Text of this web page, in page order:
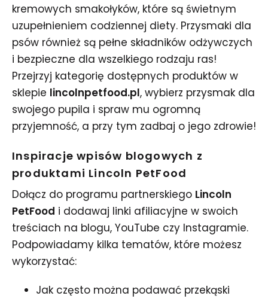
kremowych smakołyków, które są świetnym
uzupełnieniem codziennej diety. Przysmaki dla
psów również są pełne składników odżywczych
i bezpieczne dla wszelkiego rodzaju ras!
Przejrzyj kategorię dostępnych produktów w
sklepie lincolnpetfood.pl, wybierz przysmak dla
swojego pupila i spraw mu ogromną
przyjemność, a przy tym zadbaj o jego zdrowie!
Inspiracje wpisów blogowych z
produktami Lincoln PetFood
Dołącz do programu partnerskiego Lincoln
PetFood i dodawaj linki afiliacyjne w swoich
treściach na blogu, YouTube czy Instagramie.
Podpowiadamy kilka tematów, które możesz
wykorzystać:
Jak często można podawać przekąski